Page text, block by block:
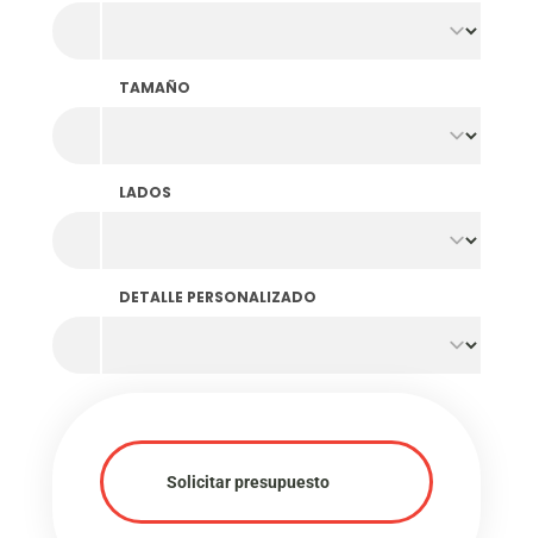
TAMAÑO
LADOS
DETALLE PERSONALIZADO
Solicitar presupuesto